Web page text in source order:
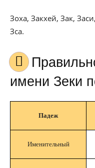
Зоха, Закхей, Зак,
Зса.
Правильное склонение
имени Зеки
Падеж
Именительный